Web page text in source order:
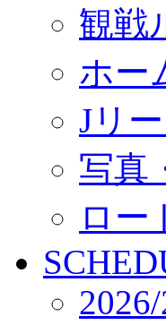
観戦
ホー
Jリ
写真
ロー